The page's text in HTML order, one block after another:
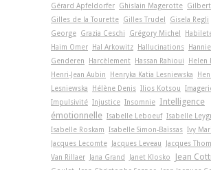
Gérard Apfeldorfer Ghislain Magerotte
Gilles de la Tourette Gilles Trudel Gisela Regli
George Grazia Ceschi Grégory Michel
Haim Omer
Hal Arkowitz Hallucinations
Genderen
Harcèlement Hassan Rahioui
Helen
Henri-Jean Aubin
Henryka Katia Lesniewska
Lesniewska
Hélène Denis Ilios Kotsou
Impulsivité Injustice Insomnie Intelligence
émotionnelle Isabelle Leboeuf Isabelle
Isabelle Roskam Isabelle Simon-Baïssas Ivy
Jacques Lecomte
Jacques Leveau Jacques
Van Rillaer
Jana Grand Janet Klosko Jean